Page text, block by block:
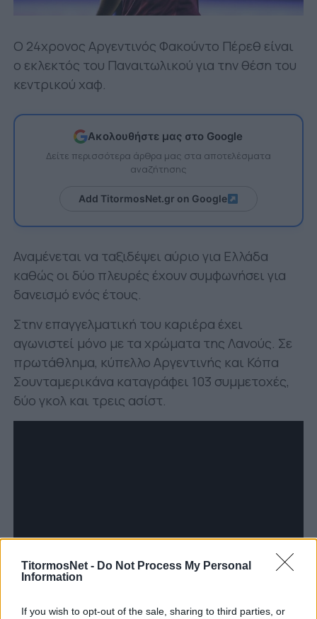
TitormosNet - Do Not Process My Personal
Information
If you wish to opt-out of the sale, sharing to third parties, or
Ο 24χρονος Αργεντινός Φακούντο Πέρεθ είναι
ο εκλεκτός του Παναιτωλικού για την θέση του
κεντρικού χαφ.
Ακολουθήστε μας στο Google
Δείτε περισσότερα άρθρα μας στα αποτελέσματα
αναζήτησης
Add TitormosNet.gr on Google
Αναμένεται να ταξιδέψει αύριο για Ελλάδα
καθώς οι δύο πλευρές έχουν συμφωνήσει για
δανεισμό ενός έτους.
Στην επαγγελματική του καριέρα έχει
αγωνιστεί μόνο με τα χρώματα της Λανούς. Σε
πρωτάθλημα, κύπελλο Αργεντινής και Κόπα
Σουνταμερικάνα καταγράφει 103 συμμετοχές,
δύο γκολ και τρεις ασίστ.